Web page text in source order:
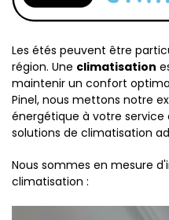
Les étés peuvent être
région. Une climatisation
maintenir un confort
Pinel, nous mettons notre
énergétique à votre service
solutions de climatisation
Nous sommes en mesure
climatisation :